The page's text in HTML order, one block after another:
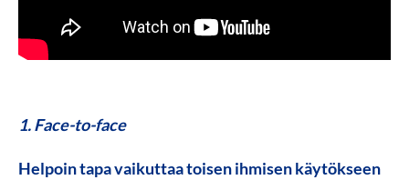
1. Face-to-face
Helpoin tapa vaikuttaa toisen ihmisen käytökseen